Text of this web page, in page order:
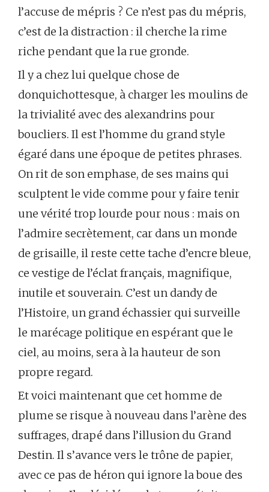
l’accuse de mépris ? Ce n’est pas du mépris,
c’est de la distraction : il cherche la rime
riche pendant que la rue gronde.
Il y a chez lui quelque chose de
donquichottesque, à charger les moulins de
la trivialité avec des alexandrins pour
boucliers. Il est l’homme du grand style
égaré dans une époque de petites phrases.
On rit de son emphase, de ses mains qui
sculptent le vide comme pour y faire tenir
une vérité trop lourde pour nous : mais on
l’admire secrètement, car dans un monde
de grisaille, il reste cette tache d’encre bleue,
ce vestige de l’éclat français, magnifique,
inutile et souverain. C’est un dandy de
l’Histoire, un grand échassier qui surveille
le marécage politique en espérant que le
ciel, au moins, sera à la hauteur de son
propre regard.
Et voici maintenant que cet homme de
plume se risque à nouveau dans l’arène des
suffrages, drapé dans l’illusion du Grand
Destin. Il s’avance vers le trône de papier,
avec ce pas de héron qui ignore la boue des